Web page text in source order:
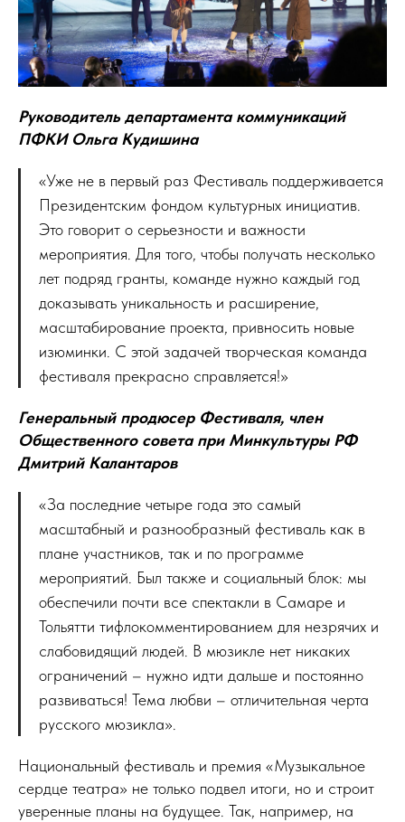
Руководитель департамента коммуникаций
ПФКИ Ольга Кудишина
«Уже не в первый раз Фестиваль поддерживается
Президентским фондом культурных инициатив.
Это говорит о серьезности и важности
мероприятия. Для того, чтобы получать несколько
лет подряд гранты, команде нужно каждый год
доказывать уникальность и расширение,
масштабирование проекта, привносить новые
изюминки. С этой задачей творческая команда
фестиваля прекрасно справляется!»
Генеральный продюсер Фестиваля, член
Общественного совета при Минкультуры РФ
Дмитрий Калантаров
«За последние четыре года это самый
масштабный и разнообразный фестиваль как в
плане участников, так и по программе
мероприятий. Был также и социальный блок: мы
обеспечили почти все спектакли в Самаре и
Тольятти тифлокомментированием для незрячих и
слабовидящий людей. В мюзикле нет никаких
ограничений – нужно идти дальше и постоянно
развиваться! Тема любви – отличительная черта
русского мюзикла».
Национальный фестиваль и премия «Музыкальное
сердце театра» не только подвел итоги, но и строит
уверенные планы на будущее. Так, например, на